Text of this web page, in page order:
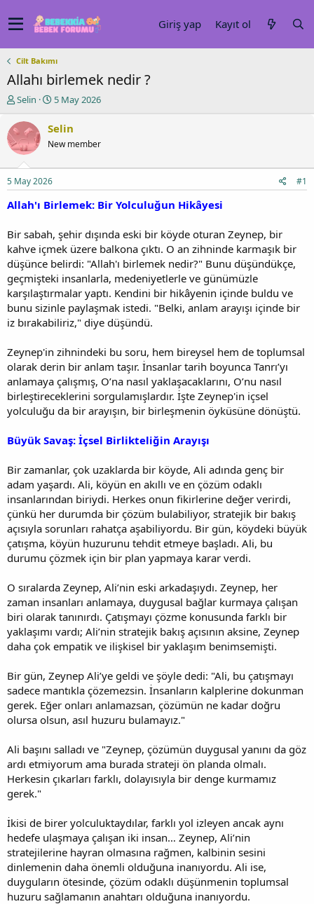
Giriş yap Kayıt ol
Cilt Bakımı
Allahı birlemek nedir ?
K
n
u
y
a
ş
l
t
a
n
Selin
B
ş
l
a
t
r
i
h
i
5 May 2026
Selin
New member
5 May 2026 #1
Allah'ı Birlemek: Bir Yolculuğun Hikâyesi
Bir sabah, şehir dışında eski bir köyde oturan Zeynep, bir
kahve içmek üzere balkona çıktı. O an zihninde karmaşık bir
düşünce belirdi: "Allah'ı birlemek nedir?" Bunu düşündükçe,
geçmişteki insanlarla, medeniyetlerle ve günümüzle
karşılaştırmalar yaptı. Kendini bir hikâyenin içinde buldu ve
bunu sizinle paylaşmak istedi. "Belki, anlam arayışı içinde bir
iz bırakabiliriz," diye düşündü.
Zeynep'in zihnindeki bu soru, hem bireysel hem de toplumsal
olarak derin bir anlam taşır. İnsanlar tarih boyunca Tanrı’yı
anlamaya çalışmış, O’na nasıl yaklaşacaklarını, O’nu nasıl
birleştireceklerini sorgulamışlardır. İşte Zeynep'in içsel
yolculuğu da bir arayışın, bir birleşmenin öyküsüne dönüştü.
Büyük Savaş: İçsel Birlikteliğin Arayışı
Bir zamanlar, çok uzaklarda bir köyde, Ali adında genç bir
adam yaşardı. Ali, köyün en akıllı ve en çözüm odaklı
insanlarından biriydi. Herkes onun fikirlerine değer verirdi,
çünkü her durumda bir çözüm bulabiliyor, stratejik bir bakış
açısıyla sorunları rahatça aşabiliyordu. Bir gün, köydeki büyük
çatışma, köyün huzurunu tehdit etmeye başladı. Ali, bu
durumu çözmek için bir plan yapmaya karar verdi.
O sıralarda Zeynep, Ali’nin eski arkadaşıydı. Zeynep, her
zaman insanları anlamaya, duygusal bağlar kurmaya çalışan
biri olarak tanınırdı. Çatışmayı çözme konusunda farklı bir
yaklaşımı vardı; Ali’nin stratejik bakış açısının aksine, Zeynep
daha çok empatik ve ilişkisel bir yaklaşım benimsemişti.
Bir gün, Zeynep Ali’ye geldi ve şöyle dedi: "Ali, bu çatışmayı
sadece mantıkla çözemezsin. İnsanların kalplerine dokunman
gerek. Eğer onları anlamazsan, çözümün ne kadar doğru
olursa olsun, asıl huzuru bulamayız."
Ali başını salladı ve "Zeynep, çözümün duygusal yanını da göz
ardı etmiyorum ama burada strateji ön planda olmalı.
Herkesin çıkarları farklı, dolayısıyla bir denge kurmamız
gerek."
İkisi de birer yolculuktaydılar, farklı yol izleyen ancak aynı
hedefe ulaşmaya çalışan iki insan… Zeynep, Ali’nin
stratejilerine hayran olmasına rağmen, kalbinin sesini
dinlemenin daha önemli olduğuna inanıyordu. Ali ise,
duyguların ötesinde, çözüm odaklı düşünmenin toplumsal
huzuru sağlamanın anahtarı olduğuna inanıyordu.